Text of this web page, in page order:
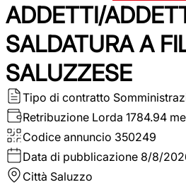
ADDETTI/
SALDATURA A
SALUZZESE
Tipo di contratto
Retribuzione Lorda 1784.94
Codice annuncio 350249
Data di pubblicazione 8/8/
Città Saluzzo